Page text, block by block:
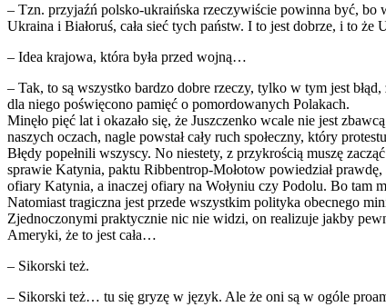
– Tzn. przyjaźń polsko-ukraińska rzeczywiście powinna być, bo
Ukraina i Białoruś, cała sieć tych państw. I to jest dobrze, i to
– Idea krajowa, która była przed wojną…
– Tak, to są wszystko bardzo dobre rzeczy, tylko w tym jest
dla niego poświęcono pamięć o pomordowanych Polakach.
Minęło pięć lat i okazało się, że Juszczenko wcale nie jest
naszych oczach, nagle powstał cały ruch społeczny, który
Błędy popełnili wszyscy. No niestety, z przykrością muszę
sprawie Katynia, paktu Ribbentrop-Mołotow powiedział
ofiary Katynia, a inaczej ofiary na Wołyniu czy Podolu. Bo tam
Natomiast tragiczna jest przede wszystkim polityka obecnego
Zjednoczonymi praktycznie nic nie widzi, on realizuje jakby
Ameryki, że to jest cała…
– Sikorski też.
– Sikorski też… tu się gryzę w język. Ale że oni są w ogóle